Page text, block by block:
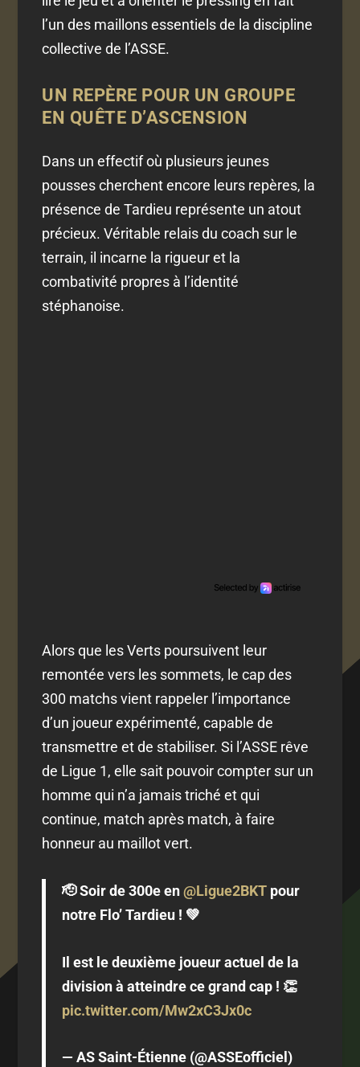
l’un des maillons essentiels de la discipline
collective de l’ASSE.
UN REPÈRE POUR UN GROUPE
EN QUÊTE D’ASCENSION
Dans un effectif où plusieurs jeunes
pousses cherchent encore leurs repères, la
présence de Tardieu représente un atout
précieux. Véritable relais du coach sur le
terrain, il incarne la rigueur et la
combativité propres à l’identité
stéphanoise.
Alors que les Verts poursuivent leur
remontée vers les sommets, le cap des
300 matchs vient rappeler l’importance
d’un joueur expérimenté, capable de
transmettre et de stabiliser. Si l’ASSE rêve
de Ligue 1, elle sait pouvoir compter sur un
homme qui n’a jamais triché et qui
continue, match après match, à faire
honneur au maillot vert.
🫡 Soir de 300e en@Ligue2BKT pour
notre Flo’ Tardieu ! 💚
Il est le deuxième joueur actuel de la
division à atteindre ce grand cap ! 👏
pic.twitter.com/Mw2xC3Jx0c
— AS Saint-Étienne (@ASSEofficiel)